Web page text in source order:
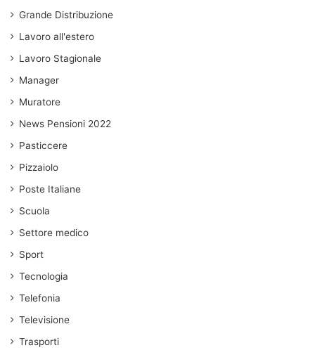
Grande Distribuzione
Lavoro all'estero
Lavoro Stagionale
Manager
Muratore
News Pensioni 2022
Pasticcere
Pizzaiolo
Poste Italiane
Scuola
Settore medico
Sport
Tecnologia
Telefonia
Televisione
Trasporti